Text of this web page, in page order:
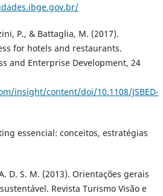
P., & Battaglia, M. (2017).
for hotels and restaurants.
and Enterprise Development, 24
insight/content/doi/10.1108/JSBED-
essencial: conceitos, estratégias
D. S. M. (2013). Orientações gerais
Revista Turismo Visão e